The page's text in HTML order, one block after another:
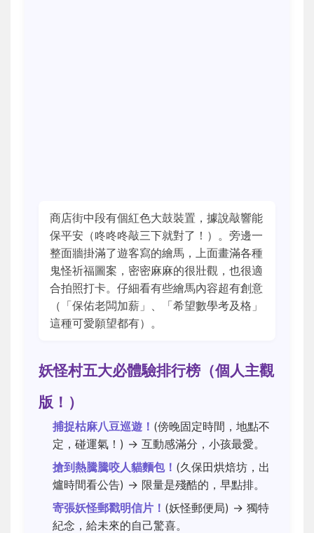
商店街中段有個紅色大鼓裝置，據說敲響能
保平安（咚咚咚敲三下就對了！）。旁邊一
整面牆掛滿了遊客寫的繪馬，上面畫滿各種
鬼怪祈福圖案，密密麻麻的很壯觀，也很適
合拍照打卡。仔細看有些繪馬內容超有創意
（「保佑老闆加薪」、「希望數學考及格」
這種可愛願望都有）。
妖怪村五大必體驗排行榜（個人主觀
版！）
捕捉枯麻八豆巡遊！ (傍晚固定時間，地點不
定，碰運氣！) → 互動感滿分，小孩最愛。
搶到熱騰騰咬人貓麵包！ (久保田烘焙坊，出
爐時間看公告) → 限量是殘酷的，早點排。
寄張妖怪郵戳明信片！ (妖怪郵便局) → 獨特
紀念，給未來的自己驚喜。